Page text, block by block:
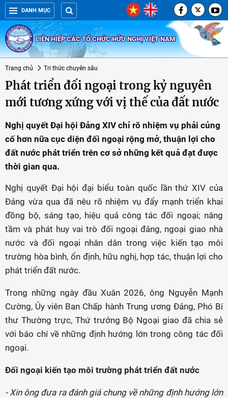
DANH MỤC
LIÊN HIỆP CÁC TỔ CHỨC HỮU NGHỊ VIỆT NAM
Trang chủ Tri thức chuyên sâu
Phát triển đối ngoại trong kỷ nguyên
mới tương xứng với vị thế của đất nước
Nghị quyết Đại hội Đảng XIV chỉ rõ nhiệm vụ phải củng
cố hơn nữa cục diện đối ngoại rộng mở, thuận lợi cho
đất nước phát triển trên cơ sở những kết quả đạt được
thời gian qua.
Nghị quyết Đại hội đại biểu toàn quốc lần thứ XIV của
Đảng vừa qua đã nêu rõ nhiệm vụ đẩy mạnh triển khai
đồng bộ, sáng tạo, hiệu quả công tác đối ngoại; nâng
tầm và phát huy vai trò đối ngoại đảng, ngoại giao nhà
nước và đối ngoại nhân dân trong việc kiến tạo môi
trường hòa bình, ổn định, hữu nghị, hợp tác, thuận lợi cho
phát triển đất nước.
Trong những ngày đầu Xuân 2026, ông Nguyễn Mạnh
Cường, Ủy viên Ban Chấp hành Trung ương Đảng, Phó Bí
thư Thường trực, Thứ trưởng Bộ Ngoại giao đã chia sẻ
với báo chí về những định hướng lớn trong công tác đối
ngoại.
Đối ngoại kiến tạo môi trường phát triển đất nước
- Xin ông đưa ra đánh giá chung về những định hướng lớn